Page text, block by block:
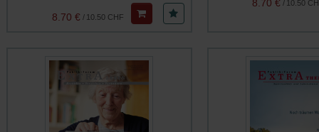
10.50 CHF
/
8.70 €
10.50
/
8.70 €